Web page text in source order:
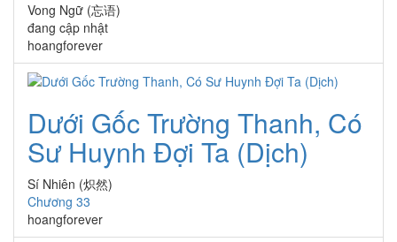
Vong Ngữ (忘语)
đang cập nhật
hoangforever
Dưới Gốc Trường Thanh, Có
Sư Huynh Đợi Ta (Dịch)
Sí Nhiên (炽然)
Chương 33
hoangforever